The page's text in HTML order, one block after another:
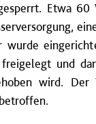
Etwa 60
wurde
und
wird. Der